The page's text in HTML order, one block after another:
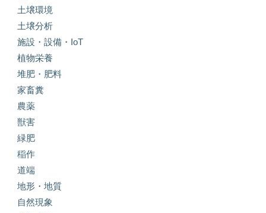
土壌環境
土壌分析
施設・設備・IoT
植物栄養
堆肥・肥料
家畜糞
農薬
獣害
緑肥
稲作
道端
地形・地質
自然現象